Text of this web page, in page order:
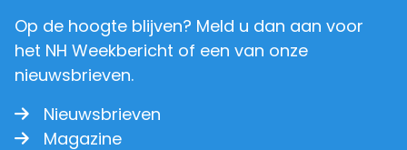
Op de hoogte blijven? Meld u dan aan voor
het NH Weekbericht of een van onze
nieuwsbrieven.
Nieuwsbrieven
Magazine